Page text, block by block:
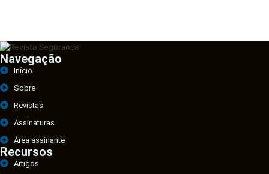
Navegação
Início
Sobre
Revistas
Assinaturas
Área assinante
Recursos
Artigos